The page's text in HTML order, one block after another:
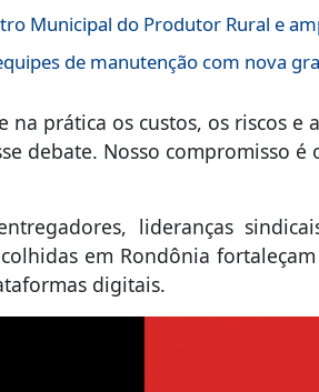
Municipal do Produtor Rural e
de manutenção com nova
na prática os custos, os riscos e
debate. Nosso compromisso é
lideranças
em Rondônia
digitais.